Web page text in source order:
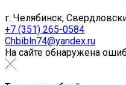
г. Челябинск,
+7 (351) 265-0584
Chbibln74@yandex.ru
На сайте обнаружена